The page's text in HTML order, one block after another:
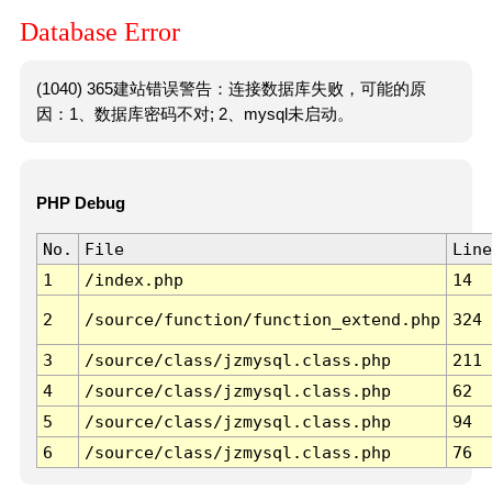
Database Error
(1040) 365建站错误警告：连接数据库失败，可能的原
因：1、数据库密码不对; 2、mysql未启动。
PHP Debug
No. File
Line
1
/index.php 14
2 /source/function/function_extend.php 324
3 /source/class/jzmysql.class.php
211
4
/source/class/jzmysql.class.php
62
5
/source/class/jzmysql.class.php
94
6
/source/class/jzmysql.class.php 76